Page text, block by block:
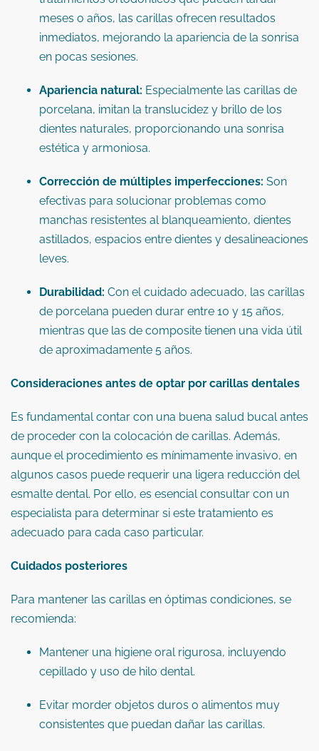
meses o años, las carillas ofrecen resultados
inmediatos, mejorando la apariencia de la sonrisa
en pocas sesiones.
Apariencia natural: Especialmente las carillas de
porcelana, imitan la translucidez y brillo de los
dientes naturales, proporcionando una sonrisa
estética y armoniosa.
Corrección de múltiples imperfecciones: Son
efectivas para solucionar problemas como
manchas resistentes al blanqueamiento, dientes
astillados, espacios entre dientes y desalineaciones
leves.
Durabilidad: Con el cuidado adecuado, las carillas
de porcelana pueden durar entre 10 y 15 años,
mientras que las de composite tienen una vida útil
de aproximadamente 5 años.
Consideraciones antes de optar por carillas dentales
Es fundamental contar con una buena salud bucal antes
de proceder con la colocación de carillas. Además,
aunque el procedimiento es mínimamente invasivo, en
algunos casos puede requerir una ligera reducción del
esmalte dental. Por ello, es esencial consultar con un
especialista para determinar si este tratamiento es
adecuado para cada caso particular.
Cuidados posteriores
Para mantener las carillas en óptimas condiciones, se
recomienda:
Mantener una higiene oral rigurosa, incluyendo
cepillado y uso de hilo dental.
Evitar morder objetos duros o alimentos muy
consistentes que puedan dañar las carillas.